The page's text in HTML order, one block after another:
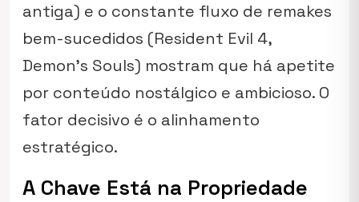
antiga) e o constante fluxo de remakes
bem-sucedidos (Resident Evil 4,
Demon’s Souls) mostram que há apetite
por conteúdo nostálgico e ambicioso. O
fator decisivo é o alinhamento
estratégico.
A Chave Está na Propriedade